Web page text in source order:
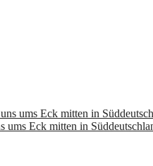
ums Eck mitten in